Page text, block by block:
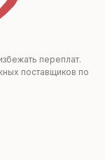
переплат.
поставщиков по